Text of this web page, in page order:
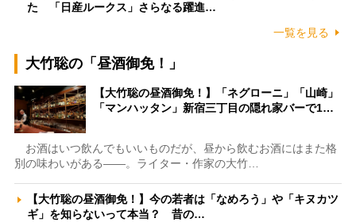
た 「日産ルークス」さらなる躍進…
一覧を見る
大竹聡の「昼酒御免！」
【大竹聡の昼酒御免！】「ネグローニ」「山崎」
「マンハッタン」新宿三丁目の隠れ家バーで1…
お酒はいつ飲んでもいいものだが、昼から飲むお酒にはまた格
別の味わいがある――。ライター・作家の大竹…
【大竹聡の昼酒御免！】今の若者は「なめろう」や「キヌカツ
ギ」を知らないって本当？ 昔の…